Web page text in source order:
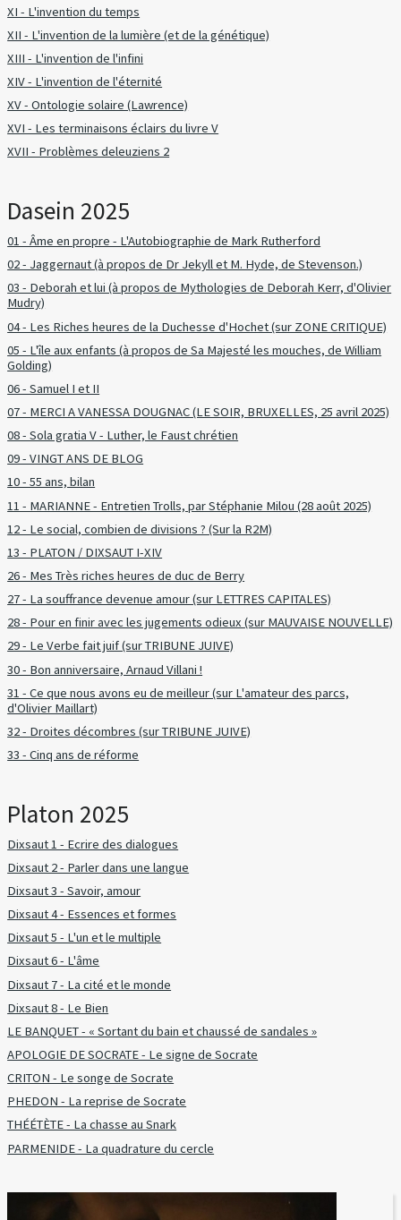
XI - L'invention du temps
XII - L'invention de la lumière (et de la génétique)
XIII - L'invention de l'infini
XIV - L'invention de l'éternité
XV - Ontologie solaire (Lawrence)
XVI - Les terminaisons éclairs du livre V
XVII - Problèmes deleuziens 2
Dasein 2025
01 - Âme en propre - L'Autobiographie de Mark Rutherford
02 - Jaggernaut (à propos de Dr Jekyll et M. Hyde, de Stevenson.)
03 - Deborah et lui (à propos de Mythologies de Deborah Kerr, d'Olivier
Mudry)
04 - Les Riches heures de la Duchesse d'Hochet (sur ZONE CRITIQUE)
05 - L'île aux enfants (à propos de Sa Majesté les mouches, de William
Golding)
06 - Samuel I et II
07 - MERCI A VANESSA DOUGNAC (LE SOIR, BRUXELLES, 25 avril 2025)
08 - Sola gratia V - Luther, le Faust chrétien
09 - VINGT ANS DE BLOG
10 - 55 ans, bilan
11 - MARIANNE - Entretien Trolls, par Stéphanie Milou (28 août 2025)
12 - Le social, combien de divisions ? (Sur la R2M)
13 - PLATON / DIXSAUT I-XIV
26 - Mes Très riches heures de duc de Berry
27 - La souffrance devenue amour (sur LETTRES CAPITALES)
28 - Pour en finir avec les jugements odieux (sur MAUVAISE NOUVELLE)
29 - Le Verbe fait juif (sur TRIBUNE JUIVE)
30 - Bon anniversaire, Arnaud Villani !
31 - Ce que nous avons eu de meilleur (sur L'amateur des parcs,
d'Olivier Maillart)
32 - Droites décombres (sur TRIBUNE JUIVE)
33 - Cinq ans de réforme
Platon 2025
Dixsaut 1 - Ecrire des dialogues
Dixsaut 2 - Parler dans une langue
Dixsaut 3 - Savoir, amour
Dixsaut 4 - Essences et formes
Dixsaut 5 - L'un et le multiple
Dixsaut 6 - L'âme
Dixsaut 7 - La cité et le monde
Dixsaut 8 - Le Bien
LE BANQUET - « Sortant du bain et chaussé de sandales »
APOLOGIE DE SOCRATE - Le signe de Socrate
CRITON - Le songe de Socrate
PHEDON - La reprise de Socrate
THÉÉTÈTE - La chasse au Snark
PARMENIDE - La quadrature du cercle